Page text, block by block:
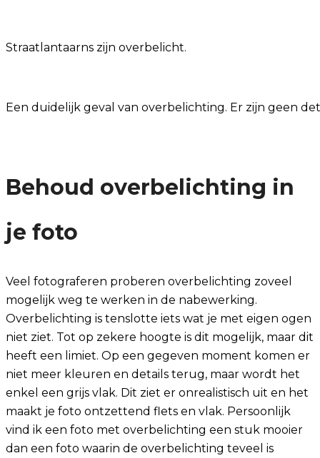
Straatlantaarns zijn overbelicht.
Een duidelijk geval van overbelichting. Er zijn geen
Behoud overbelichting in
je foto
Veel fotograferen proberen overbelichting zoveel
mogelijk weg te werken in de nabewerking.
Overbelichting is tenslotte iets wat je met eigen ogen
niet ziet. Tot op zekere hoogte is dit mogelijk, maar dit
heeft een limiet. Op een gegeven moment komen er
niet meer kleuren en details terug, maar wordt het
enkel een grijs vlak. Dit ziet er onrealistisch uit en het
maakt je foto ontzettend flets en vlak. Persoonlijk
vind ik een foto met overbelichting een stuk mooier
dan een foto waarin de overbelichting teveel is